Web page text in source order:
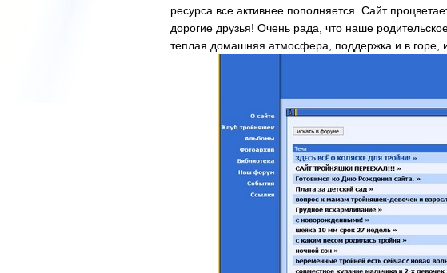
ресурса все активнее пополняется. Сайт
дорогие друзья! Очень рада, что наше
теплая домашняя атмосфера, поддержка и в горе, и